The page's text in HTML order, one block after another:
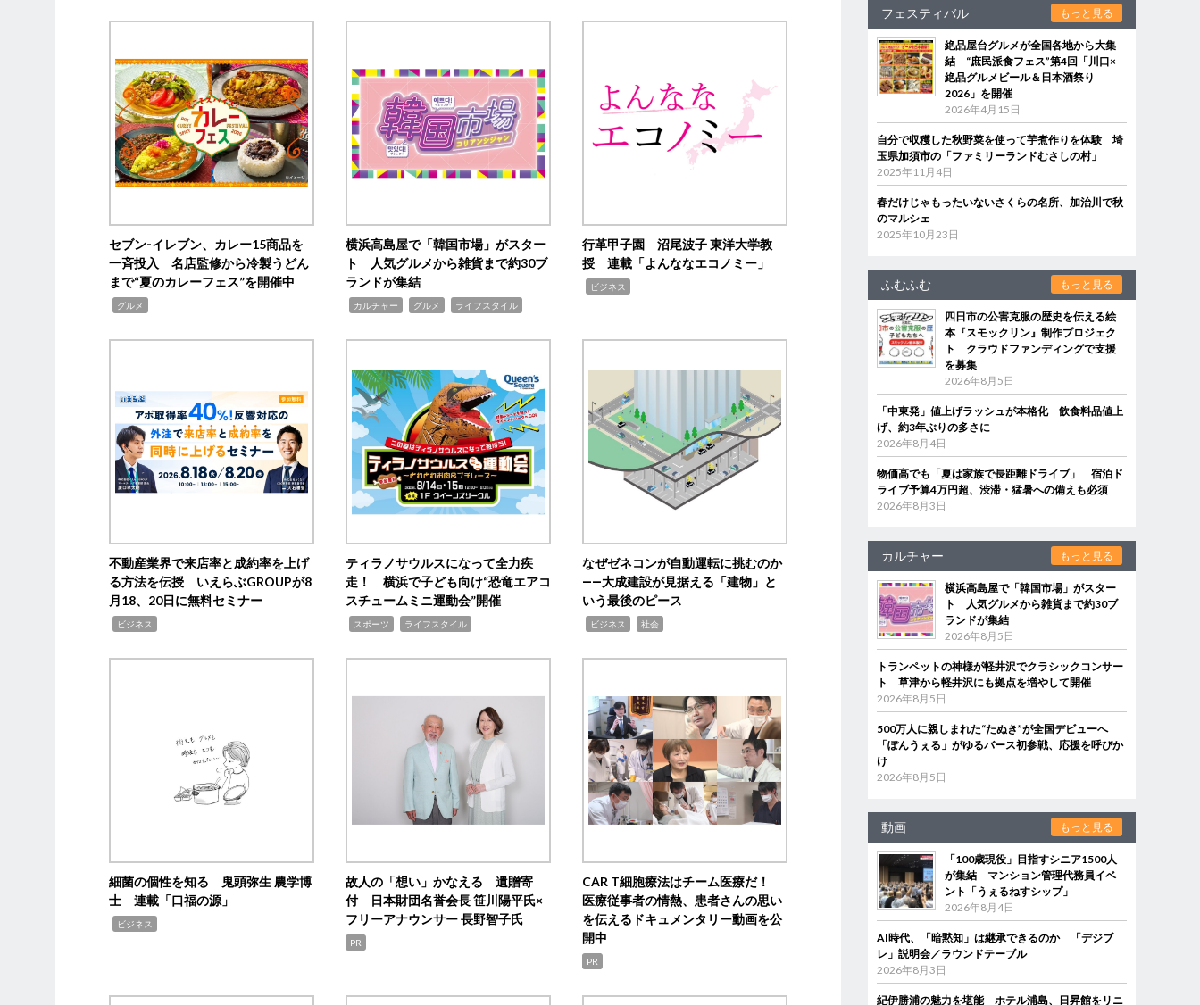
セブン‐イレブン、カレー15商品を
一斉投入 名店監修から冷製うどん
まで“夏のカレーフェス”を開催中
グルメ
横浜高島屋で「韓国市場」がスター
ト 人気グルメから雑貨まで約30ブ
ランドが集結
カルチャー グルメ ライフスタイル
行革甲子園 沼尾波子 東洋大学教
授 連載「よんななエコノミー」
ビジネス
不動産業界で来店率と成約率を上げ
る方法を伝授 いえらぶGROUPが8
月18、20日に無料セミナー
ビジネス
ティラノサウルスになって全力疾
走！ 横浜で子ども向け“恐竜エアコ
スチュームミニ運動会”開催
スポーツ ライフスタイル
なぜゼネコンが自動運転に挑むのか
――大成建設が見据える「建物」と
いう最後のピース
ビジネス 社会
細菌の個性を知る 鬼頭弥生 農学博
士 連載「口福の源」
ビジネス
故人の「想い」かなえる 遺贈寄
付 日本財団名誉会長 笹川陽平氏×
フリーアナウンサー 長野智子氏
PR
CAR T細胞療法はチーム医療だ！
医療従事者の情熱、患者さんの思い
を伝えるドキュメンタリー動画を公
開中
PR
フェスティバル もっと見る
絶品屋台グルメが全国各地から大集
結 “庶民派食フェス”第4回「川口×
絶品グルメビール＆日本酒祭り
2026」を開催
2026年4月15日
自分で収穫した秋野菜を使って芋煮作りを体験 埼
玉県加須市の「ファミリーランドむさしの村」
2025年11月4日
春だけじゃもったいないさくらの名所、加治川で秋
のマルシェ
2025年10月23日
ふむふむ もっと見る
四日市の公害克服の歴史を伝える絵
本『スモックリン』制作プロジェク
ト クラウドファンディングで支援
を募集
2026年8月5日
「中東発」値上げラッシュが本格化 飲食料品値上
げ、約3年ぶりの多さに
2026年8月4日
物価高でも「夏は家族で長距離ドライブ」 宿泊ド
ライブ予算4万円超、渋滞・猛暑への備えも必須
2026年8月3日
カルチャー もっと見る
横浜高島屋で「韓国市場」がスター
ト 人気グルメから雑貨まで約30ブ
ランドが集結
2026年8月5日
トランペットの神様が軽井沢でクラシックコンサー
ト 草津から軽井沢にも拠点を増やして開催
2026年8月5日
500万人に親しまれた“たぬき”が全国デビューへ
「ぽんうぇる」がゆるバース初参戦、応援を呼びか
け
2026年8月5日
動画 もっと見る
「100歳現役」目指すシニア1500人
が集結 マンション管理代務員イベ
ント「うぇるねすシップ」
2026年8月4日
AI時代、「暗黙知」は継承できるのか 「デジブ
レ」説明会／ラウンドテーブル
2026年8月3日
紀伊勝浦の魅力を堪能 ホテル浦島、日昇館をリニ